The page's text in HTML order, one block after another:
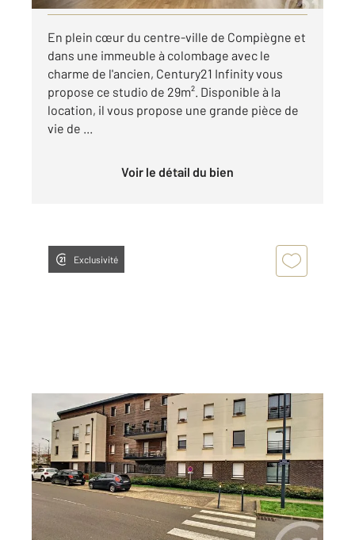
En plein cœur du centre-ville de Compiègne et
dans une immeuble à colombage avec le
charme de l'ancien, Century21 Infinity vous
propose ce studio de 29m². Disponible à la
location, il vous propose une grande pièce de
vie de ...
Voir le détail du bien
Exclusivité
COMPIEGNE 60
67,21 m2 , 3 pièces
Ref : 18233
Appartement F3 à louer
890 €
par mois charges comprises